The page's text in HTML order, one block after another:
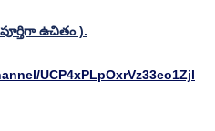
ఉచితం ).
UCP4xPLpOxrVz33eo1Zjl